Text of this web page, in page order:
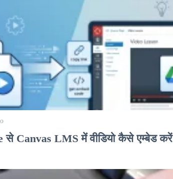
से Canvas LMS में वीडियो कैसे एम्बेड करें